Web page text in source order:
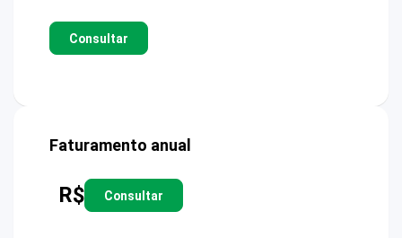
Consultar
Faturamento anual
R$ Consultar